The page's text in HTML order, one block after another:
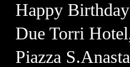
Happy
Due Torri
Piazza